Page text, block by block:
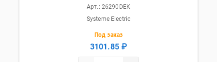
Арт.: 26290DEK
Systeme Electric
Под заказ
3101.85 ₽